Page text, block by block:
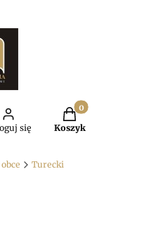
się
Produkty w
Koszyk
Turecki